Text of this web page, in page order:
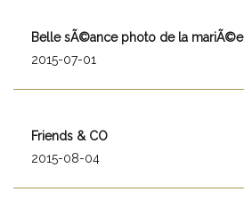
Belle sÃ©ance photo de la mariÃ©e
2015-07-01
Friends & CO
2015-08-04